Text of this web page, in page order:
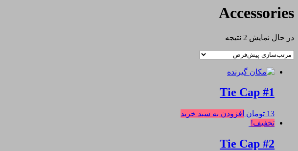
Accessories
در حال نمایش 2 نتیجه
Tie Cap #1
13 تومان افزودن به سبد خرید
تخفیف!
Tie Cap #2